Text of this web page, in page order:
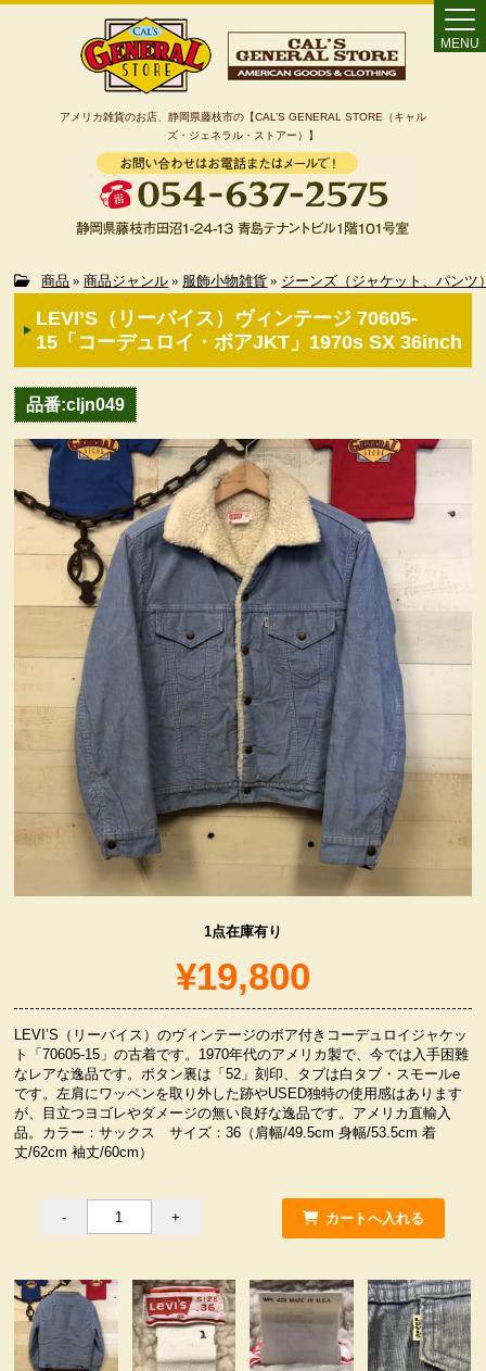
アメリカ雑貨のお店、静岡県藤枝市の【CAL’S GENERAL STORE（キャル
ズ・ジェネラル・ストアー）】
MENU
Home
カート
カテゴリー検索
ヴィンテージ・グッズ
LIFE誌 企業広告切り抜き
ファイヤーキング他
コカコーラ・グッズ
カンパニー・グッズ
キャラクター・グッズ
喫煙具
服飾小物雑貨
商品 » 商品ジャンル » 服飾小物雑貨 » ジーンズ（ジャケット、パンツ
LEVI’S（リーバイス）ヴィンテージ 70605-
15「コーデュロイ・ボアJKT」1970s SX 36inch
品番:cljn049
1点在庫有り
¥19,800
LEVI’S（リーバイス）のヴィンテージのボア付きコーデュロイジャケッ
ト「70605-15」の古着です。1970年代のアメリカ製で、今では入手困難
なレアな逸品です。ボタン裏は「52」刻印、タブは白タブ・スモールe
です。左肩にワッペンを取り外した跡やUSED独特の使用感はあります
が、目立つヨゴレやダメージの無い良好な逸品です。アメリカ直輸入
品。カラー：サックス サイズ：36（肩幅/49.5cm 身幅/53.5cm 着
丈/62cm 袖丈/60cm）